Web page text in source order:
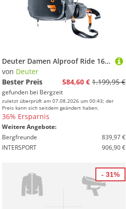
Deuter Damen Alproof Ride 16 SL Lawinenrucksack
von Deuter
Bester Preis
584,60 € 1.199,95 €
gefunden bei Bergzeit
zuletzt überprüft am 07.08.2026 um 00:43; der
Preis kann sich seitdem geändert haben.
36% Ersparnis
Weitere Angebote:
Bergfreunde
839,97 €
INTERSPORT
906,90 €
- 31%